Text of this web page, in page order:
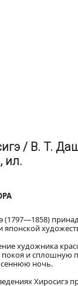
/ В. Т.
ил.
(1797—1858)
японской
художника
и сплошную
ночь.
Хиросигэ